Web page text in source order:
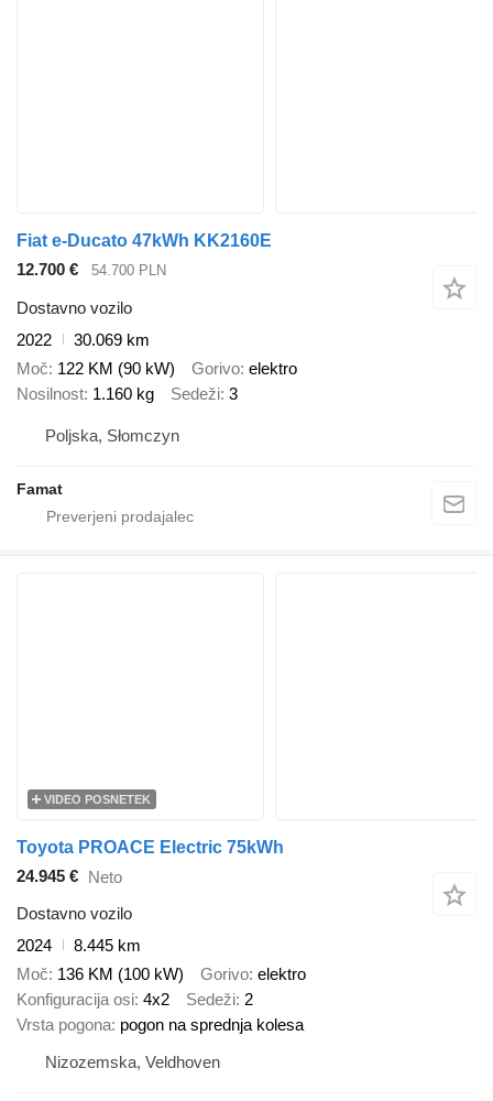
Fiat e-Ducato 47kWh KK2160E
12.700 €
54.700 PLN
Dostavno vozilo
2022
30.069 km
Moč 122 KM (90 kW) Gorivo elektro
Nosilnost 1.160 kg Sedeži 3
Poljska, Słomczyn
Famat
VIDEO POSNETEK
Toyota PROACE Electric 75kWh
24.945 € Neto
Dostavno vozilo
2024
8.445 km
Moč 136 KM (100 kW) Gorivo elektro
Konfiguracija osi 4x2 Sedeži 2
Vrsta pogona pogon na sprednja kolesa
Nizozemska, Veldhoven